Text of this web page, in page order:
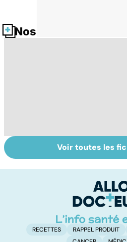
Nos fiches santé
Troubles anxieux,
une anxiété
Voir toutes les
RECETTES RAPPEL PRODUIT